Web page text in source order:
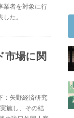
業者を対象に行
た。
市場に関
：矢野経済研究
施し、その結